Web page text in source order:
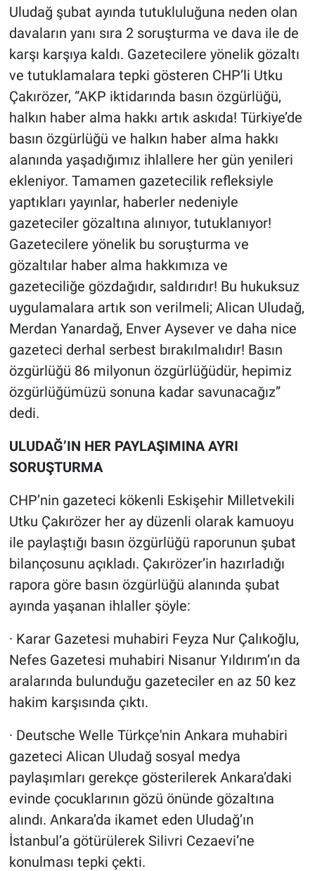
Uludağ şubat ayında tutukluluğuna neden olan
davaların yanı sıra 2 soruşturma ve dava ile de
karşı karşıya kaldı. Gazetecilere yönelik gözaltı
ve tutuklamalara tepki gösteren CHP’li Utku
Çakırözer, “AKP iktidarında basın özgürlüğü,
halkın haber alma hakkı artık askıda! Türkiye’de
basın özgürlüğü ve halkın haber alma hakkı
alanında yaşadığımız ihlallere her gün yenileri
ekleniyor. Tamamen gazetecilik refleksiyle
yaptıkları yayınlar, haberler nedeniyle
gazeteciler gözaltına alınıyor, tutuklanıyor!
Gazetecilere yönelik bu soruşturma ve
gözaltılar haber alma hakkımıza ve
gazeteciliğe gözdağıdır, saldırıdır! Bu hukuksuz
uygulamalara artık son verilmeli; Alican Uludağ,
Merdan Yanardağ, Enver Aysever ve daha nice
gazeteci derhal serbest bırakılmalıdır! Basın
özgürlüğü 86 milyonun özgürlüğüdür, hepimiz
özgürlüğümüzü sonuna kadar savunacağız”
dedi.
ULUDAĞ’IN HER PAYLAŞIMINA AYRI
SORUŞTURMA
CHP’nin gazeteci kökenli Eskişehir Milletvekili
Utku Çakırözer her ay düzenli olarak kamuoyu
ile paylaştığı basın özgürlüğü raporunun şubat
bilançosunu açıkladı. Çakırözer’in hazırladığı
rapora göre basın özgürlüğü alanında şubat
ayında yaşanan ihlaller şöyle:
· Karar Gazetesi muhabiri Feyza Nur Çalıkoğlu,
Nefes Gazetesi muhabiri Nisanur Yıldırım’ın da
aralarında bulunduğu gazeteciler en az 50 kez
hakim karşısında çıktı.
· Deutsche Welle Türkçe'nin Ankara muhabiri
gazeteci Alican Uludağ sosyal medya
paylaşımları gerekçe gösterilerek Ankara’daki
evinde çocuklarının gözü önünde gözaltına
alındı. Ankara’da ikamet eden Uludağ’ın
İstanbul’a götürülerek Silivri Cezaevi’ne
konulması tepki çekti.